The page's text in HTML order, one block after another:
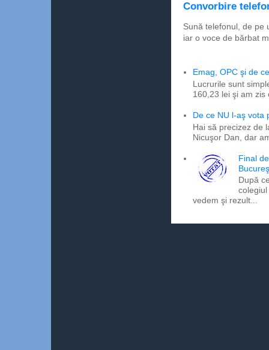
Convorbire
Sună telefonul, de pe
iar o voce de bărbat
Emag, OPC şi de
Lucrurile sunt
160,23 lei şi am
De ce NU l-aş vota
Hai să precizez de
Nicuşor Dan, dar
Final
După
vedem şi rezult...